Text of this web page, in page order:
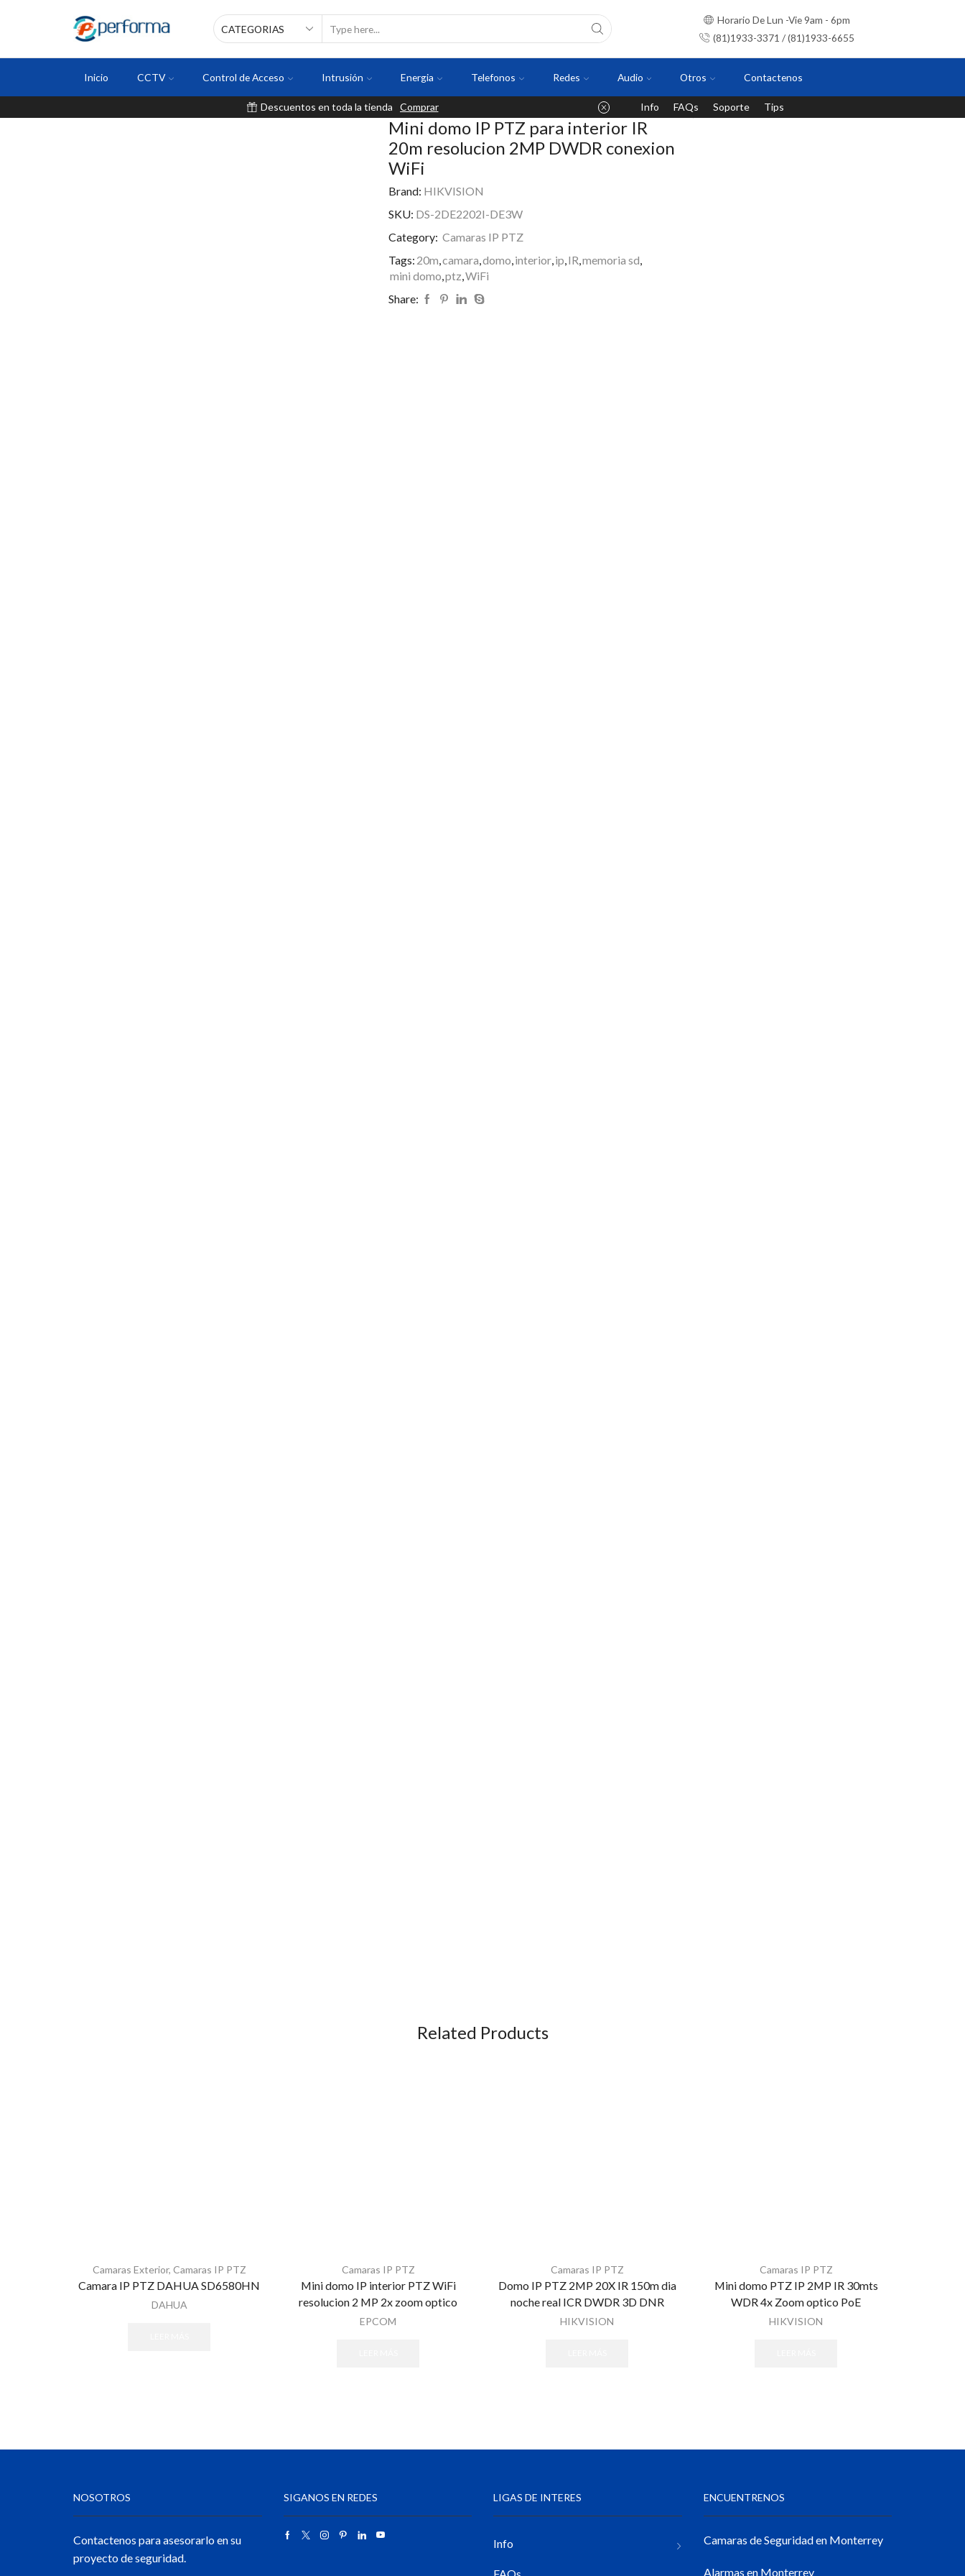
Horario De Lun -Vie 9am - 6pm
(81)1933-3371 / (81)1933-6655
Inicio CCTV Control de Acceso Intrusión Energia Telefonos Redes Audio Otros Contactenos
Descuentos en toda la tienda Comprar Info FAQs Soporte Tips
Mini domo IP PTZ para interior IR
20m resolucion 2MP DWDR conexion
WiFi
Brand: HIKVISION
SKU: DS-2DE2202I-DE3W
Category: Camaras IP PTZ
Tags: 20m,camara,domo,interior,ip,IR,memoria sd,
mini domo,ptz,WiFi
Share:
Related Products
Camaras Exterior, Camaras IP PTZ
Camara IP PTZ DAHUA SD6580HN
DAHUA
Camaras IP PTZ
Mini domo IP interior PTZ WiFi
resolucion 2 MP 2x zoom optico
EPCOM
Camaras IP PTZ
Domo IP PTZ 2MP 20X IR 150m dia
noche real ICR DWDR 3D DNR
HIKVISION
Camaras IP PTZ
Mini domo PTZ IP 2MP IR 30mts
WDR 4x Zoom optico PoE
HIKVISION
NOSOTROS
Contactenos para asesorarlo en su
proyecto de seguridad.
SIGANOS EN REDES LIGAS DE INTERES
Info
ENCUENTRENOS
Camaras de Seguridad en Monterrey
Alarmas en Monterrey